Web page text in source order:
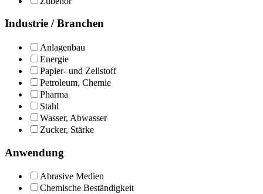
Industrie / Branchen
Anlagenbau
Energie
Papier- und Zellstoff
Petroleum, Chemie
Pharma
Stahl
Wasser, Abwasser
Zucker, Stärke
Anwendung
Abrasive Medien
Chemische Beständigkeit